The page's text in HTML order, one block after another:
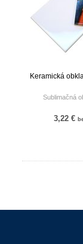
Keramická
Sublimačná
Foto:
3,22 €